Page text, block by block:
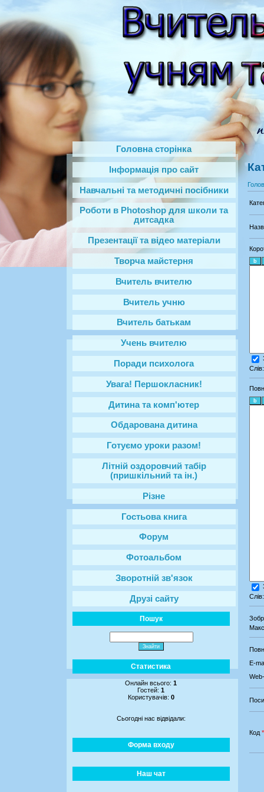
Головна сторінка
Інформація про сайт
Навчальні та методичні посібники
Роботи в Photoshop‎ для школи та
дитсадка
Презентації та відео матеріали
Творча майстерня
Вчитель вчителю
Вчитель учню
Вчитель батькам
Учень вчителю
Поради психолога
Увага! Першокласник!
Дитина та комп'ютер
Обдарована дитина
Готуємо уроки разом!
Літній оздоровчий табір
(пришкільний та ін.)
Різне
Гостьова книга
Форум
Фотоальбом
Зворотній зв'язок
Друзі сайту
Пошук
Статистика
Онлайн всього:1
Гостей:1
Користувачів: 0
Сьогодні нас відвідали:
Форма входу
Наш чат
E-
Код *